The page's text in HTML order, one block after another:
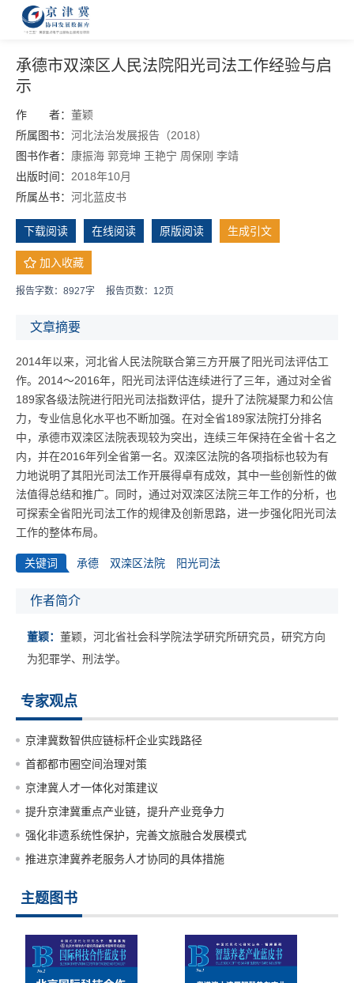
承德市双滦区人民法院阳光司法工作经验与启
示
作 者： 董颖
所属图书： 河北法治发展报告（2018）
图书作者： 康振海 郭竞坤 王艳宁 周保刚 李靖
出版时间： 2018年10月
所属丛书： 河北蓝皮书
下载阅读 在线阅读 原版阅读 生成引文
加入收藏
报告字数：8927字 报告页数：12页
文章摘要
2014年以来，河北省人民法院联合第三方开展了阳光司法评估工
作。2014～2016年，阳光司法评估连续进行了三年，通过对全省
189家各级法院进行阳光司法指数评估，提升了法院凝聚力和公信
力，专业信息化水平也不断加强。在对全省189家法院打分排名
中，承德市双滦区法院表现较为突出，连续三年保持在全省十名之
内，并在2016年列全省第一名。双滦区法院的各项指标也较为有
力地说明了其阳光司法工作开展得卓有成效，其中一些创新性的做
法值得总结和推广。同时，通过对双滦区法院三年工作的分析，也
可探索全省阳光司法工作的规律及创新思路，进一步强化阳光司法
工作的整体布局。
关键词 承德 双滦区法院 阳光司法
作者简介
董颖： 董颖，河北省社会科学院法学研究所研究员，研究方向
为犯罪学、刑法学。
专家观点
京津冀数智供应链标杆企业实践路径
首都都市圈空间治理对策
京津冀人才一体化对策建议
提升京津冀重点产业链，提升产业竞争力
强化非遗系统性保护，完善文旅融合发展模式
推进京津冀养老服务人才协同的具体措施
主题图书